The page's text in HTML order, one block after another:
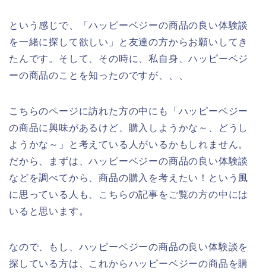
という感じで、「ハッピーベジーの商品の良い体験談
を一緒に探して欲しい」と友達の方からお願いしてき
たんです。そして、その時に、私自身、ハッピーベジ
ーの商品のことを知ったのですが、、、
こちらのページに訪れた方の中にも「ハッピーベジー
の商品に興味があるけど、購入しようかな～、どうし
ようかな～」と考えている人がいるかもしれません。
だから、まずは、ハッピーベジーの商品の良い体験談
などを調べてから、商品の購入を考えたい！という風
に思っている人も、こちらの記事をご覧の方の中には
いると思います。
なので、もし、ハッピーベジーの商品の良い体験談を
探している方は、これからハッピーベジーの商品を購